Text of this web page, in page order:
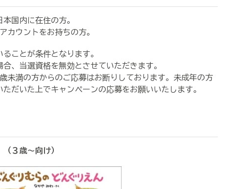
国内に在住の方。
アカウントをお持ちの方。
ことが条件となります。
、当選資格を無効とさせていただきます。
歳未満の方からのご応募はお断りしております。未成年の方
だいた上でキャンペーンの応募をお願いいたします。
（３歳～向け）